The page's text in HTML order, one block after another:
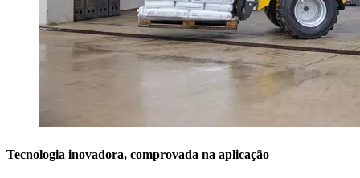
Tecnologia inovadora, comprovada na aplicação